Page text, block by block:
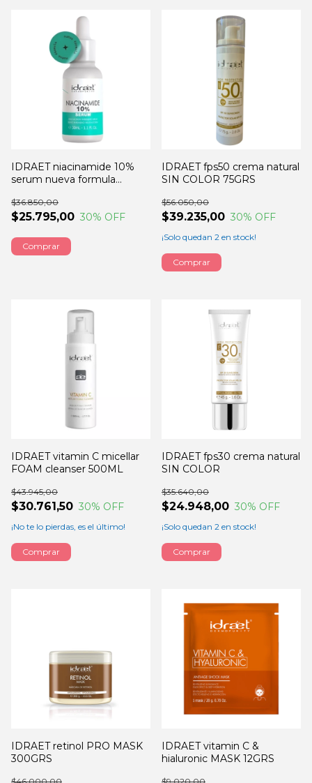
IDRAET niacinamide 10%
serum nueva formula
$25.795,00
$36.850,00
30% OFF
IDRAET fps50 crema natural
SIN COLOR 75GRS
$39.235,00
$56.050,00
30% OFF
¡Solo quedan 2 en stock!
IDRAET vitamin C micellar
FOAM cleanser 500ML
$30.761,50
$43.945,00
30% OFF
¡No te lo pierdas, es el último!
IDRAET fps30 crema natural
SIN COLOR
$24.948,00
$35.640,00
30% OFF
¡Solo quedan 2 en stock!
Comprar
IDRAET retinol PRO MASK
300GRS
IDRAET vitamin C &
hialuronic MASK 12GRS